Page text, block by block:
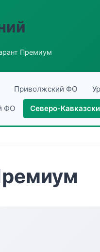
Премиум
Приволжский ФО
ФО Северо-